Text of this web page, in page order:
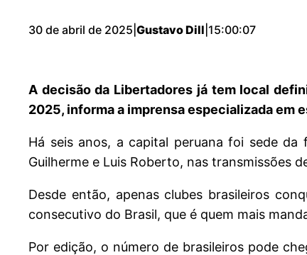
30 de abril de 2025 Gustavo Dill 15:00:07
A decisão da Libertadores já tem local
2025, informa a imprensa especializada em
Há seis anos, a capital peruana foi sede
Guilherme e Luis Roberto, nas transmissões
Desde então, apenas clubes brasileiros
consecutivo do Brasil, que é quem mais
Por edição, o número de brasileiros pode